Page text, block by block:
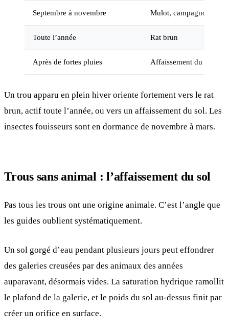
Septembre à novembre Mulot, campagnol
Toute l’année Rat brun
Après de fortes pluies Affaissement du sol
Un trou apparu en plein hiver oriente fortement vers le rat
brun, actif toute l’année, ou vers un affaissement du sol. Les
insectes fouisseurs sont en dormance de novembre à mars.
Trous sans animal : l’affaissement du sol
Pas tous les trous ont une origine animale. C’est l’angle que
les guides oublient systématiquement.
Un sol gorgé d’eau pendant plusieurs jours peut effondrer
des galeries creusées par des animaux des années
auparavant, désormais vides. La saturation hydrique ramollit
le plafond de la galerie, et le poids du sol au-dessus finit par
créer un orifice en surface.